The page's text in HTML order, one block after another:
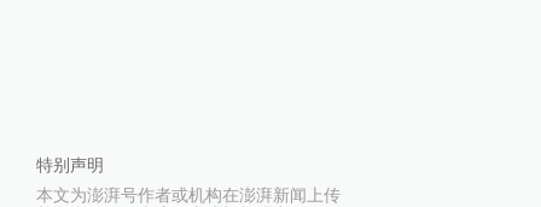
特别声明
本文为澎湃号作者或机构在澎湃新闻上传